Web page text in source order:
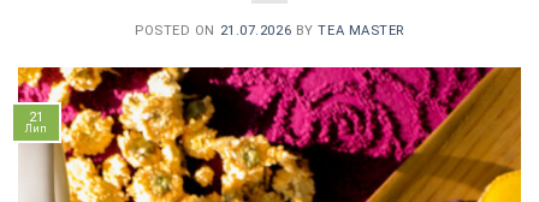
POSTED ON 21.07.2026 BYTEA MASTER
21
Лип